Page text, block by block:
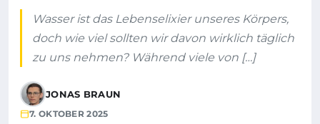
Wasser ist das Lebenselixier unseres Körpers,
doch wie viel sollten wir davon wirklich täglich
zu uns nehmen? Während viele von […]
JONAS BRAUN
7. OKTOBER 2025